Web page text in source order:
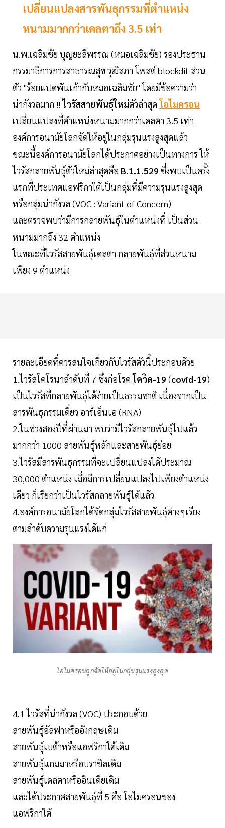
เปลี่ยนแปลงสารพันธุกรรมที่ตำแหน่ง
หนามมากกว่าเดลตาถึง 3.5 เท่า
น.พ.เฉลิมชัย บุญยะลีพรรณ (หมอเฉลิมชัย) รองประธาน
กรรมาธิการการสาธารณสุข วุฒิสภา โพสต์ blockdit ส่วน
ตัว "ร้อยแปดพันเก้ากับหมอเฉลิมชัย" โดยมีข้อความว่า
น่ากังวลมาก !!ไวรัสสายพันธุ์ใหม่ตัวล่าสุดโอไมครอน
เปลี่ยนแปลงที่ตำแหน่งหนามมากกว่าเดลตา 3.5 เท่า
องค์การอนามัยโลกจัดให้อยู่ในกลุ่มรุนแรงสูงสุดแล้ว
ขณะนี้องค์การอนามัยโลกได้ประกาศอย่างเป็นทางการ ให้
ไวรัสกลายพันธุ์ตัวใหม่ล่าสุดคือ B.1.1.529 ซึ่งพบเป็นครั้ง
แรกที่ประเทศแอฟริกาใต้เป็นกลุ่มที่มีความรุนแรงสูงสุด
หรือกลุ่มน่ากังวล (VOC : Variant of Concern)
และตรวจพบว่ามีการกลายพันธุ์ในตำแหน่งที่ เป็นส่วน
หนามมากถึง 32 ตำแหน่ง
ในขณะที่ไวรัสสายพันธุ์เดลตา กลายพันธุ์ที่ส่วนหนาม
เพียง 9 ตำแหน่ง
รายละเอียดที่ควรสนใจเกี่ยวกับไวรัสตัวนี้ประกอบด้วย
1.ไวรัสโคโรนาลำดับที่ 7 ซึ่งก่อโรคโควิด-19 (covid-19)
เป็นไวรัสที่กลายพันธุ์ได้ง่ายเป็นธรรมชาติ เนื่องจากเป็น
สารพันธุกรรมเดี่ยว อาร์เอ็นเอ (RNA)
2.ในช่วงสองปีที่ผ่านมา พบว่ามีไวรัสกลายพันธุ์ไปแล้ว
มากกว่า 1000 สายพันธุ์หลักและสายพันธุ์ย่อย
3.ไวรัสมีสารพันธุกรรมที่จะเปลี่ยนแปลงได้ประมาณ
30,000 ตำแหน่ง เมื่อมีการเปลี่ยนแปลงไปเพียงตำแหน่ง
เดียว ก็เรียกว่าเป็นไวรัสกลายพันธุ์ได้แล้ว
4.องค์การอนามัยโลกได้จัดกลุ่มไวรัสสายพันธุ์ต่างๆเรียง
ตามลำดับความรุนแรงได้แก่
โอไมครอนถูกจัดให้อยู่ในกลุ่มรุนแรงสูงสุด
4.1 ไวรัสที่น่ากังวล (VOC) ประกอบด้วย
สายพันธุ์อัลฟาหรืออังกฤษเดิม
สายพันธุ์เบต้าหรือแอฟริกาใต้เดิม
สายพันธุ์แกมมาหรือบราชิลเดิม
สายพันธุ์เดลตาหรืออินเดียเดิม
และได้ประกาศสายพันธุ์ที่ 5 คือ โอไมครอนของ
แอฟริกาใต้